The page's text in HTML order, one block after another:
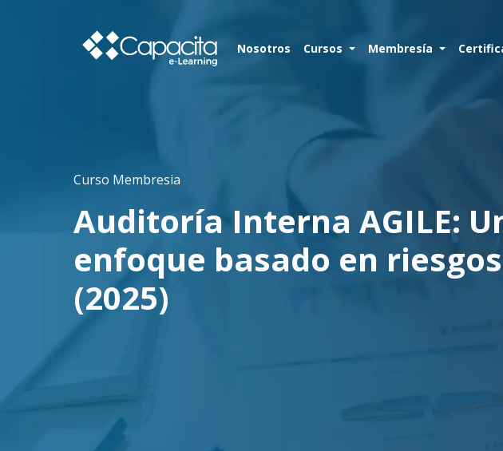
Nosotros Cursos Membresía
Curso Membresia
Auditoría Interna AGILE:
enfoque basado en riesgos
(2025)